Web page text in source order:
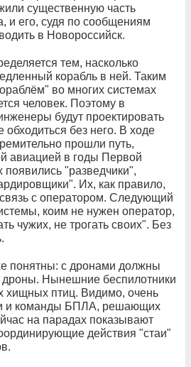
существенную часть
и его, судя по сообщениям
в Новороссийск.
тем, насколько
корабль в ней. Таким
во многих системах
человек. Поэтому в
будут проектировать
без него. В ходе
прошли путь,
авиацией в годы Первой
"разведчики",
Их, как правило,
с оператором. Следующий
коим не нужен оператор,
чужих, не трогать своих". Без
понятны: с дронами должны
дроны. Нынешние беспилотники
хищных птиц. Видимо, очень
и команды БПЛА, решающих
на парадах показывают
действия "стаи"